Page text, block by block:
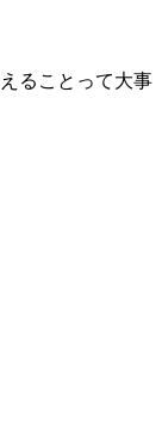
ることって大事